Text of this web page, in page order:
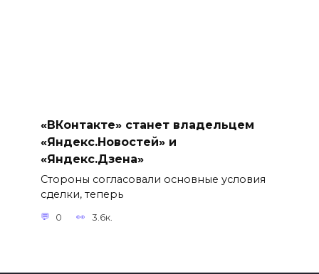
«ВКонтакте» станет владельцем
«Яндекс.Новостей» и
«Яндекс.Дзена»
Стороны согласовали основные условия
сделки, теперь
0 3.6к.